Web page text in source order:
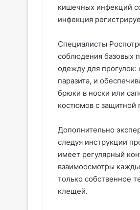
кишечных инфекций
инфекция
Специалисты
соблюдения базовых
одежду для прогулок:
паразита, и
брюки в носки или
костюмов с защитной
Дополнительно
следуя инструкции
имеет регулярный
взаимоосмотры
только собственное
клещей.